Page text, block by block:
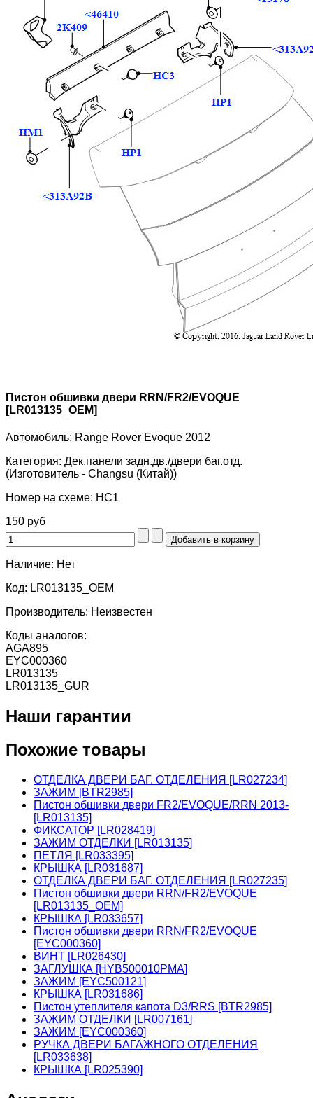
Пистон обшивки двери RRN/FR2/EVOQUE
[LR013135_OEM]
Автомобиль: Range Rover Evoque 2012
Категория: Дек.панели задн.дв./двери баг.отд.
(Изготовитель - Changsu (Китай))
Номер на схеме: HC1
150 руб
Наличие: Нет
Код: LR013135_OEM
Производитель: Неизвестен
Коды аналогов:
AGA895
EYC000360
LR013135
LR013135_GUR
Наши гарантии
Похожие товары
ОТДЕЛКА ДВЕРИ БАГ. ОТДЕЛЕНИЯ [LR027234]
ЗАЖИМ [BTR2985]
Пистон обшивки двери FR2/EVOQUE/RRN 2013-
[LR013135]
ФИКСАТОР [LR028419]
ЗАЖИМ ОТДЕЛКИ [LR013135]
ПЕТЛЯ [LR033395]
КРЫШКА [LR031687]
ОТДЕЛКА ДВЕРИ БАГ. ОТДЕЛЕНИЯ [LR027235]
Пистон обшивки двери RRN/FR2/EVOQUE
[LR013135_OEM]
КРЫШКА [LR033657]
Пистон обшивки двери RRN/FR2/EVOQUE
[EYC000360]
ВИНТ [LR026430]
ЗАГЛУШКА [HYB500010PMA]
ЗАЖИМ [EYC500121]
КРЫШКА [LR031686]
Пистон утеплителя капота D3/RRS [BTR2985]
ЗАЖИМ ОТДЕЛКИ [LR007161]
ЗАЖИМ [EYC000360]
РУЧКА ДВЕРИ БАГАЖНОГО ОТДЕЛЕНИЯ
[LR033638]
КРЫШКА [LR025390]